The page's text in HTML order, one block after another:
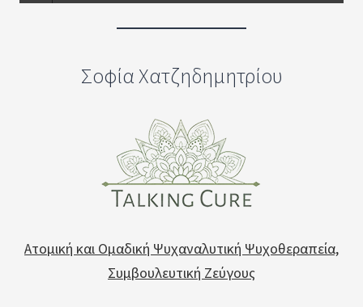
Σοφία Χατζηδημητρίου
Ατομική και Ομαδική Ψυχαναλυτική Ψυχοθεραπεία,
Συμβουλευτική Ζεύγους